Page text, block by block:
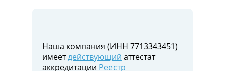
Наша компания (ИНН 7713343451)
имеетдействующий аттестат
аккредитации Реестр